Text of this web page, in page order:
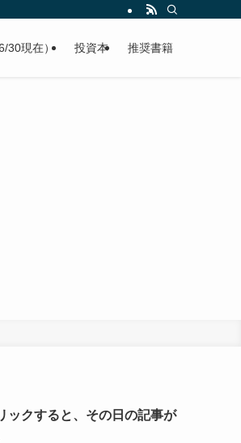
30現在） 投資本 推奨書籍
ックすると、その日の記事が